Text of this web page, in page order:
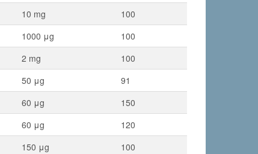
10 mg
100
1000 μg
100
2 mg
100
50 μg
91
60 μg
150
60 μg
120
150 μg
100